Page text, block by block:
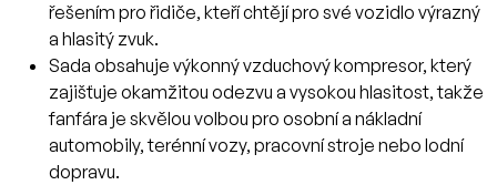
řešením pro řidiče, kteří chtějí pro své vozidlo výrazný
a hlasitý zvuk.
Sada obsahuje výkonný vzduchový kompresor, který
zajišťuje okamžitou odezvu a vysokou hlasitost, takže
fanfára je skvělou volbou pro osobní a nákladní
automobily, terénní vozy, pracovní stroje nebo lodní
dopravu.